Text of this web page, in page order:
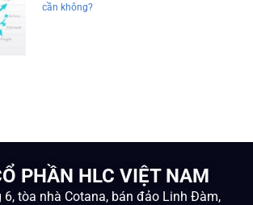
cần không?
PHẦN HLC VIỆT NAM
6, tòa nhà Cotana, bán đảo Linh Đàm,